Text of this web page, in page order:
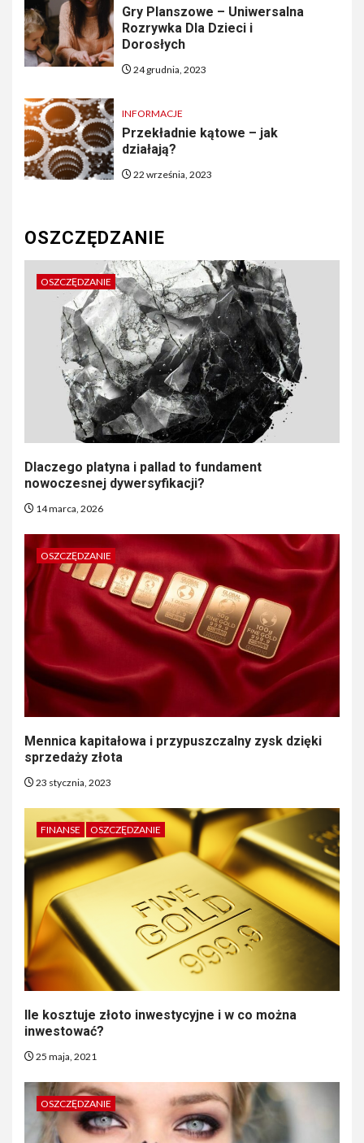
Gry Planszowe – Uniwersalna
Rozrywka Dla Dzieci i
Dorosłych
24 grudnia, 2023
INFORMACJE
Przekładnie kątowe – jak
działają?
22 września, 2023
OSZCZĘDZANIE
OSZCZĘDZANIE
Dlaczego platyna i pallad to fundament
nowoczesnej dywersyfikacji?
14 marca, 2026
OSZCZĘDZANIE
Mennica kapitałowa i przypuszczalny zysk dzięki
sprzedaży złota
23 stycznia, 2023
FINANSE OSZCZĘDZANIE
Ile kosztuje złoto inwestycyjne i w co można
inwestować?
25 maja, 2021
OSZCZĘDZANIE